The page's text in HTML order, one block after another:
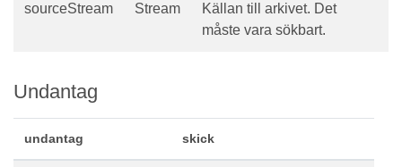
sourceStream Stream
Källan till arkivet. Det
måste vara sökbart.
Undantag
undantag skick